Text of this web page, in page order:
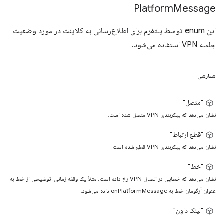
PlatformMessage
این enum توسط پلتفرم برای اطلاع‌رسانی به کلاینت در مورد وضعیت
جلسه VPN استفاده می‌شود.
شمارشی
"متصل"
نشان می‌دهد که پیکربندی VPN متصل شده است.
"قطع ارتباط"
نشان می‌دهد که پیکربندی VPN قطع شده است.
"خطا"
نشان می‌دهد که خطایی در اتصال VPN رخ داده است، مثلاً یک وقفه زمانی. توضیحی از خطا به
عنوان آرگومان خطا به onPlatformMessage داده می‌شود.
"لینک داون"